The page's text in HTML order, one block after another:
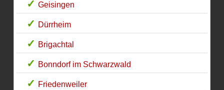
Geisingen
Dürrheim
Brigachtal
Bonndorf im Schwarzwald
Friedenweiler